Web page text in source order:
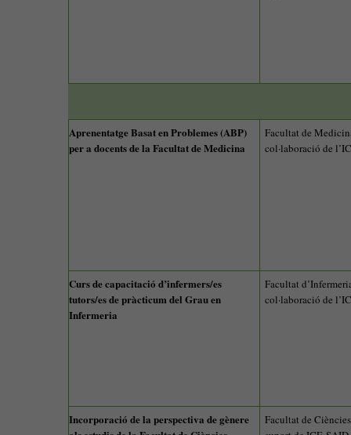
Aprenentatge Basat en Problemes (ABP)
per a docents de la Facultat de Medicina
Facultat de
col·laboració de
Curs de capacitació d’infermers/es
tutors/es de pràcticum del Grau en
Infermeria
Facultat
col·laboració de
Incorporació de la perspectiva de gènere
Facultat de